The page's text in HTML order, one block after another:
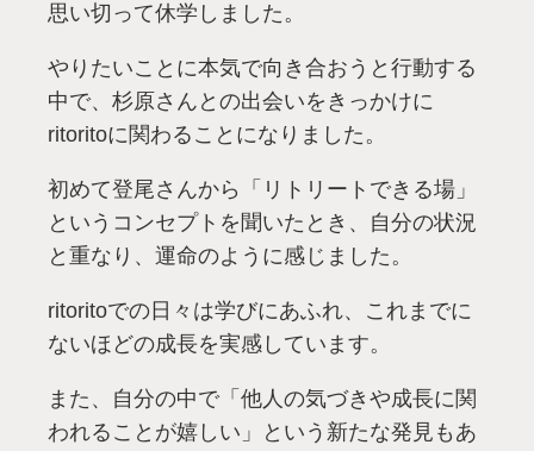
思い切って休学しました。
やりたいことに本気で向き合おうと行動する
中で、杉原さんとの出会いをきっかけに
ritoritoに関わることになりました。
初めて登尾さんから「リトリートできる場」
というコンセプトを聞いたとき、自分の状況
と重なり、運命のように感じました。
ritoritoでの日々は学びにあふれ、これまでに
ないほどの成長を実感しています。
また、自分の中で「他人の気づきや成長に関
われることが嬉しい」という新たな発見もあ